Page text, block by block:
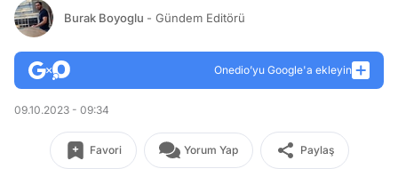
Burak Boyoglu - Gündem Editörü
Onedio’yu Google'a ekleyin
09.10.2023 - 09:34
Favori Yorum Yap Paylaş